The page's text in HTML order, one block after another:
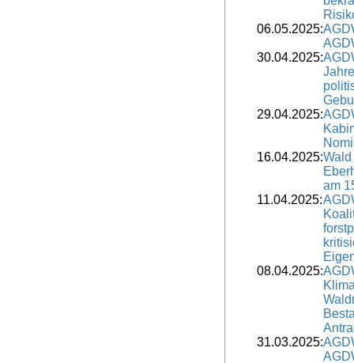
06.05.2025:
30.04.2025:
29.04.2025:
16.04.2025:
am
11.04.2025:
08.04.2025:
31.03.2025: